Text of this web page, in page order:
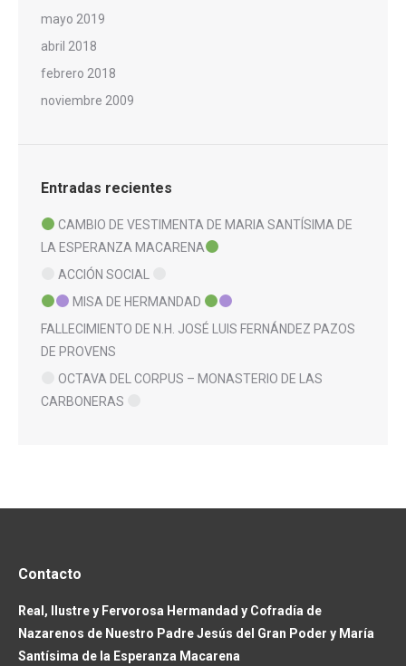
mayo 2019
abril 2018
febrero 2018
noviembre 2009
Entradas recientes
CAMBIO DE VESTIMENTA DE MARIA SANTÍSIMA DE
LA ESPERANZA MACARENA
ACCIÓN SOCIAL
MISA DE HERMANDAD
FALLECIMIENTO DE N.H. JOSÉ LUIS FERNÁNDEZ PAZOS
DE PROVENS
OCTAVA DEL CORPUS – MONASTERIO DE LAS
CARBONERAS
Contacto
Real, Ilustre y Fervorosa Hermandad y Cofradía de
Nazarenos de Nuestro Padre Jesús del Gran Poder y María
Santísima de la Esperanza Macarena